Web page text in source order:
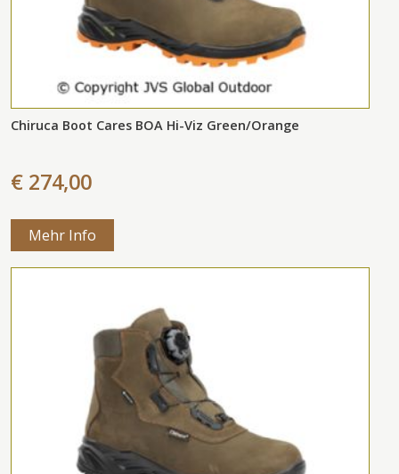
Chiruca Boot Cares BOA Hi-Viz Green/Orange
€ 274,00
Mehr Info